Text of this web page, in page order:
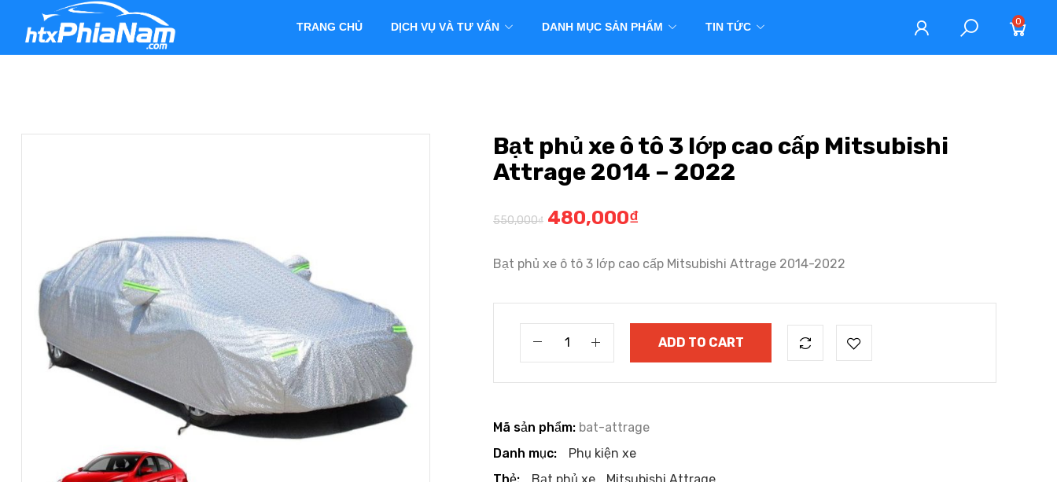
TRANG CHỦ DỊCH VỤ VÀ TƯ VẤN DANH MỤC SẢN PHẨM TIN TỨC 0
Bạt phủ xe ô tô 3 lớp cao cấp Mitsubishi
Attrage 2014 – 2022
550,000₫ 480,000₫
Bạt phủ xe ô tô 3 lớp cao cấp Mitsubishi Attrage 2014-2022
ADD TO CART
Mã sản phẩm: bat-attrage
Danh mục:
Phụ kiện xe